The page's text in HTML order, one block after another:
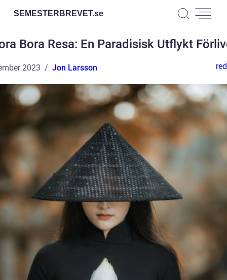
SEMESTERBREVET.se
Bora Resa: En Paradisisk Utflykt
2023 Jon Larsson